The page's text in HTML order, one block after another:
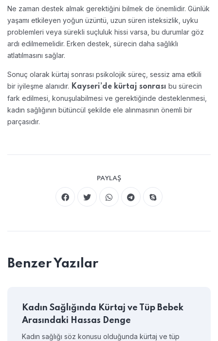
Ne zaman destek almak gerektiğini bilmek de önemlidir. Günlük
yaşamı etkileyen yoğun üzüntü, uzun süren isteksizlik, uyku
problemleri veya sürekli suçluluk hissi varsa, bu durumlar göz
ardı edilmemelidir. Erken destek, sürecin daha sağlıklı
atlatılmasını sağlar.
Sonuç olarak kürtaj sonrası psikolojik süreç, sessiz ama etkili
bir iyileşme alanıdır. Kayseri’de kürtaj sonrası bu sürecin
fark edilmesi, konuşulabilmesi ve gerektiğinde desteklenmesi,
kadın sağlığının bütüncül şekilde ele alınmasının önemli bir
parçasıdır.
PAYLAŞ
Benzer Yazılar
Kadın Sağlığında Kürtaj ve Tüp Bebek
Arasındaki Hassas Denge
Kadın sağlığı söz konusu olduğunda kürtaj ve tüp